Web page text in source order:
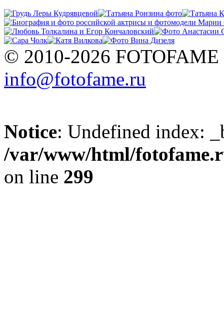
© 2010-2026 FOTOFAME
info@fotofame.ru
Notice: Undefined index:
/var/www/html/
on line 299